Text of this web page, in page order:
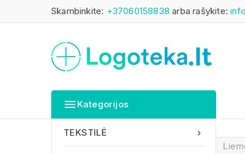
Skambinkite: +37060158838 arba rašykite:
 Kategorijos

TEKSTILĖ
Pagrindinis TEKSTILĖ